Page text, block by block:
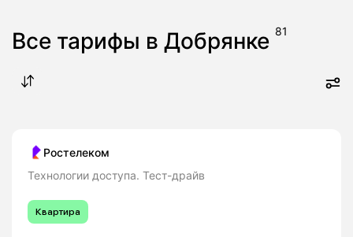
Все тарифы в Добрянке 81
Ростелеком
Технологии доступа. Тест-драйв
Квартира